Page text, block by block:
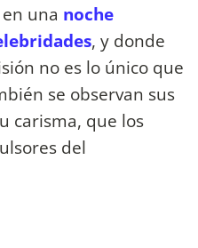
una noche
, y donde
no es lo único que
se observan sus
carisma, que los
del